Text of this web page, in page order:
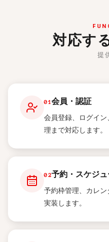
対応す
提
01会員・認証
会員登録、ログイ
理まで対応します。
02予約・スケジ
予約枠管理、カレ
実装します。